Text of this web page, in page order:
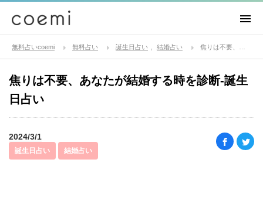
無料占いcoemi 無料占い 誕生日占い 結婚占い
焦りは不要、あなたが結婚する時を診断-誕生
日占い
2024/3/1
誕生日占い 結婚占い